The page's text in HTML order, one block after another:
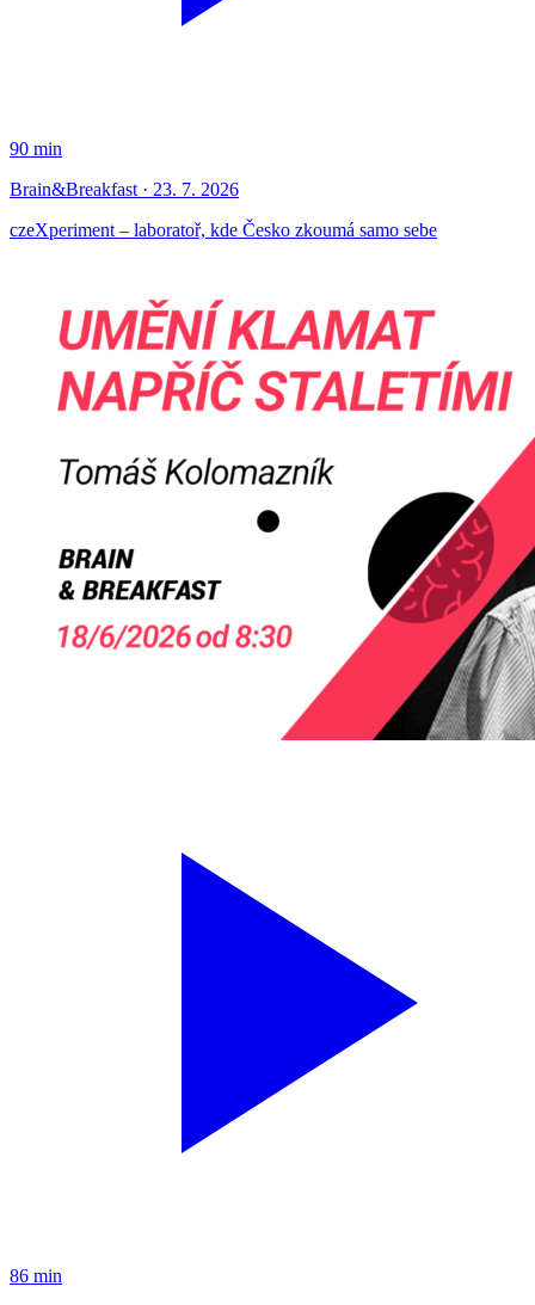
90 min
Brain&Breakfast · 23. 7. 2026
czeXperiment – laboratoř, kde Česko zkoumá samo sebe
86 min